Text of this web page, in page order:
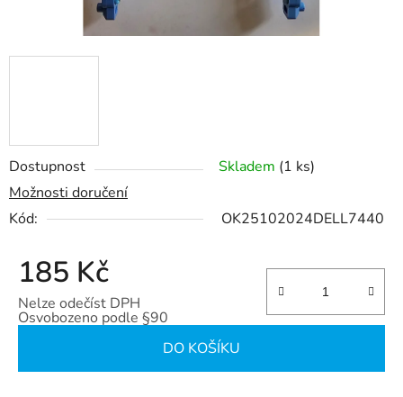
Dostupnost Skladem (1 ks)
Možnosti doručení
Kód:
OK25102024DELL7440
185 Kč
Nelze odečíst DPH
Osvobozeno podle §90
DO KOŠÍKU